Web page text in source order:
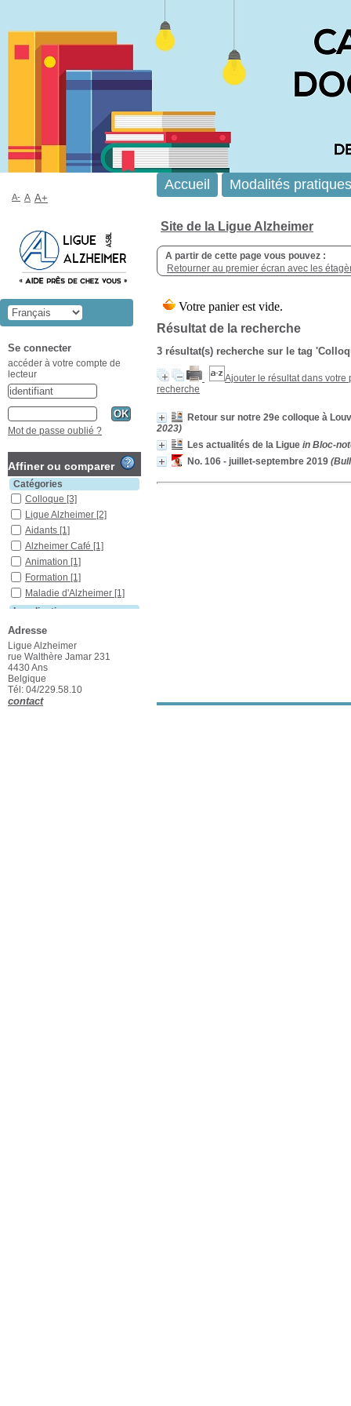
Site de la Ligue Alzheimer
A partir de cette page vous pouvez :
Retourner au premier écran avec les
Résultat de la recherche
3 résultat(s) recherche sur le tag
Ajouter le résultat dans votre
recherche
Retour sur notre 29e colloque à
2023)
Les actualités de la Ligue in Bloc-
No. 106 - juillet-septembre 2019
Accueil Modalités pratiques
A- A A+
Se connecter
accéder à votre compte de
lecteur
Mot de passe oublié ?
Affiner ou comparer
Catégories
Colloque [3]
Ligue Alzheimer [2]
Aidants [1]
Alzheimer Café [1]
Animation [1]
Formation [1]
Maladie d'Alzheimer [1]
Localisation
Ans[2]
Liège[1]
Section
Ouvrages
Périodiques[2]
Adresse
Ligue Alzheimer
rue Walthère Jamar 231
4430 Ans
Belgique
Tél: 04/229.58.10
contact